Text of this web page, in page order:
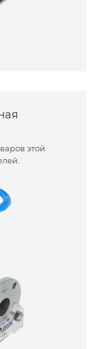
этой